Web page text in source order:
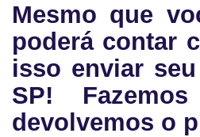
Mesmo que
poderá contar
isso enviar
SP!
devolvemos o